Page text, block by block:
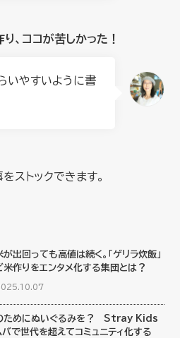
、ココが苦しかった！
いやすいように書
ストックできます。
が出回っても高値は続く。「ゲリラ炊飯」
米作りをエンタメ化する集団とは？
ためにぬいぐるみを？ Stray Kids
バで世代を超えてコミュニティ化する